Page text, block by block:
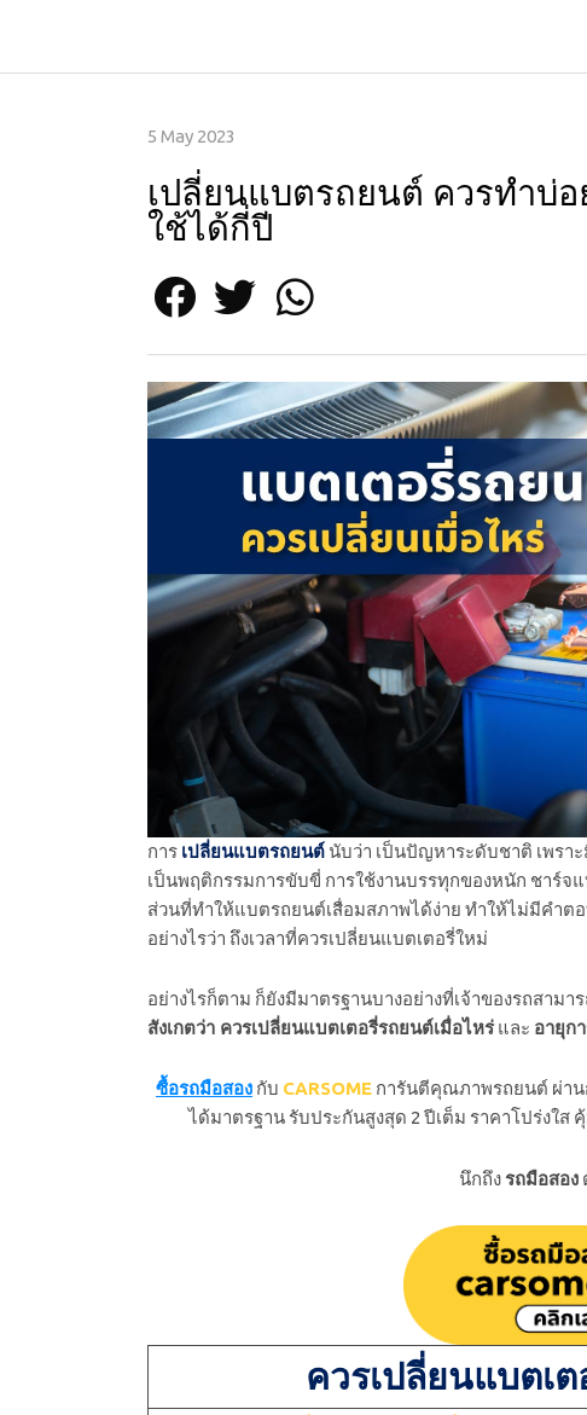
5 May 2023
เปลี่ยนแบตรถยนต์ ควรทำบ่
ใช้ได้กี่ปี
การ เปลี่ยนแบตรถยนต์ นับว่า เป็นปัญหาระดับชาติ เพรา
เป็นพฤติกรรมการขับขี่ การใช้งานบรรทุกของหนัก ชาร์
ส่วนที่ทำให้แบตรถยนต์เสื่อมสภาพได้ง่าย ทำให้ไม่มีคำต
อย่างไรว่า ถึงเวลาที่ควรเปลี่ยนแบตเตอรี่ใหม่
อย่างไรก็ตาม ก็ยังมีมาตรฐานบางอย่างที่เจ้าของรถสามา
สังเกตว่า ควรเปลี่ยนแบตเตอรี่รถยนต์เมื่อไหร่และ อายุก
ซื้อรถมือสองกับ CARSOMEการันตีคุณภาพรถยนต์ ผ่าน
ได้มาตรฐาน รับประกันสูงสุด 2 ปีเต็ม ราคาโปร่งใส
นึกถึงรถมือสอง
ควรเปลี่ยนแบตเ